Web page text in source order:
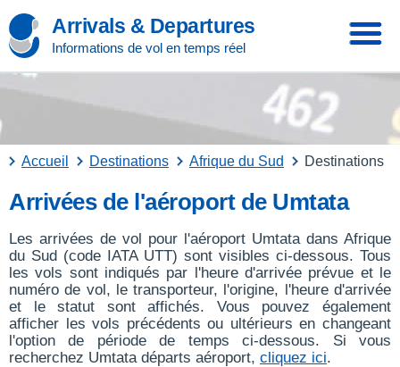
Arrivals & Departures
Informations de vol en temps réel
Accueil Destinations Afrique du Sud Destinations
Arrivées de l'aéroport de Umtata
Les arrivées de vol pour l'aéroport Umtata dans Afrique
du Sud (code IATA UTT) sont visibles ci-dessous. Tous
les vols sont indiqués par l'heure d'arrivée prévue et le
numéro de vol, le transporteur, l'origine, l'heure d'arrivée
et le statut sont affichés. Vous pouvez également
afficher les vols précédents ou ultérieurs en changeant
l'option de période de temps ci-dessous. Si vous
recherchez Umtata départs aéroport, cliquez ici.